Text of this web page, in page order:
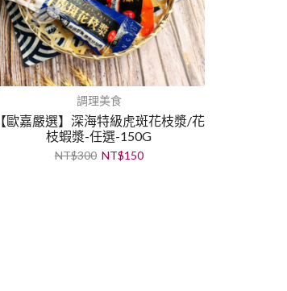
調理美食
【歐嘉嚴選】深海特級虎斑花枝漿/花
枝蝦漿-任選-150G
NT$300 NT$150